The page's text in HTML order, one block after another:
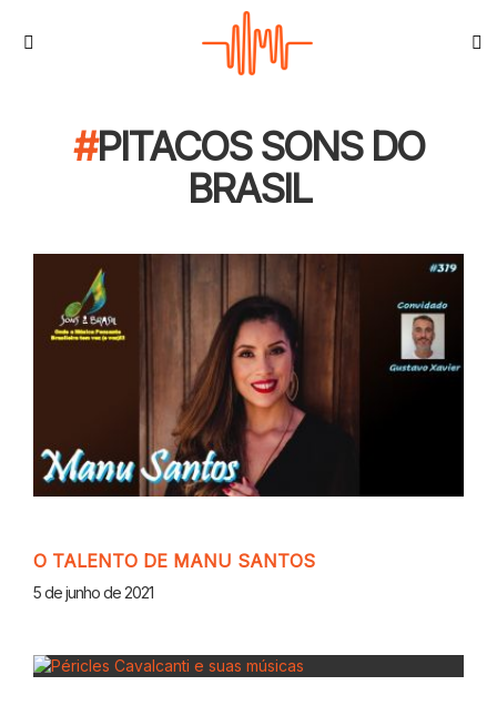
PITACOS SONS DO
BRASIL
O TALENTO DE MANU SANTOS
5 de junho de 2021